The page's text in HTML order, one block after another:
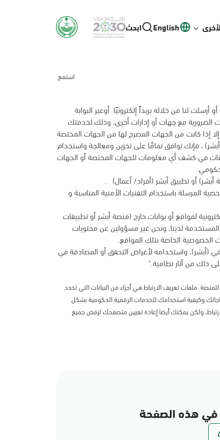
English ابحث
استمع
لنا من خلاله بريداً إلكترونيًا أوعبر البوابة
الضرورية مع جهات أو إدارات أخرى، وذلك لخدمتك
إذا كانت من الجهات المصرح لها من الجهات المختصة
، فإنك توافق تمامًا على تخزين ومعالجة واستخدام
في كشف أي معلومات للجهات المختصة أو الجهات
حكومي.
أو تطبيق أبشر (أفراد/ أعمال) .
المرسلة باستخدام التقنيات الأمنية المناسبة و
لمواقع أو بوابات خارج (منصة أبشر أو تطبيقات
لدينا، ونحن غير مسؤولين عن محتويات
الخاصة بتلك المواقع.
(أبشر)، واستخدامه لأغراض التحقق أو المصادقة في
ذلك من آثار نظامية."
ملفات تعريف الارتباط هي أجزاء من البيانات التي تحدد
وكيفية استخدامك للخدمات الرقمية الحكومية بشكل
ولكن يمكنك أيضا إعادة تعيين متصفحك لرفض جميع
هذه الصفحة